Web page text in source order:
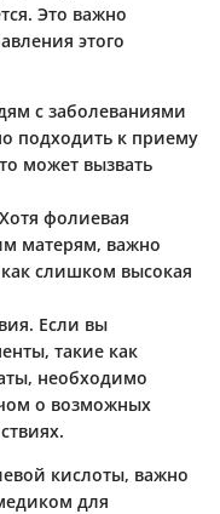
Это важно
этого
с заболеваниями
подходить к приему
может вызвать
фолиевая
матерям, важно
слишком высокая
. Если вы
такие как
необходимо
o возможных
кислоты, важно
для